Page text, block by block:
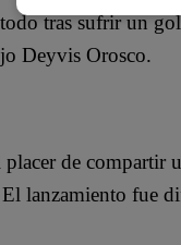
tras sufrir un
Deyvis Orosco.
de
lanzamiento fue